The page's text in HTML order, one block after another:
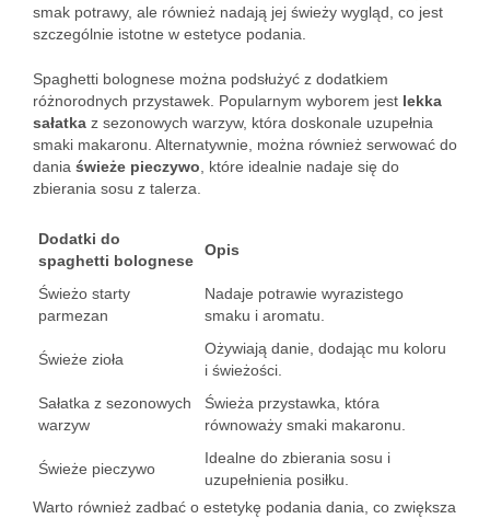
smak potrawy, ale również nadają jej świeży wygląd, co jest
szczególnie istotne w estetyce podania.
Spaghetti bolognese można podsłużyć z dodatkiem
różnorodnych przystawek. Popularnym wyborem jest lekka
sałatka z sezonowych warzyw, która doskonale uzupełnia
smaki makaronu. Alternatywnie, można również serwować do
dania świeże pieczywo , które idealnie nadaje się do
zbierania sosu z talerza.
Dodatki do
spaghetti bolognese
Opis
Świeżo starty
parmezan
Nadaje potrawie wyrazistego
smaku i aromatu.
Świeże zioła
Ożywiają danie, dodając mu koloru
i świeżości.
Sałatka z sezonowych
warzyw
Świeża przystawka, która
równoważy smaki makaronu.
Świeże pieczywo
Idealne do zbierania sosu i
uzupełnienia posiłku.
Warto również zadbać o estetykę podania dania, co zwiększa